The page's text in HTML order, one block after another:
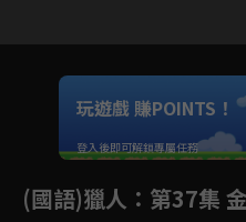
Unmute
如有不便請見諒
玩遊戲 賺POINTS！
登入後即可解鎖專屬任務
(國語)獵人 ：第37集